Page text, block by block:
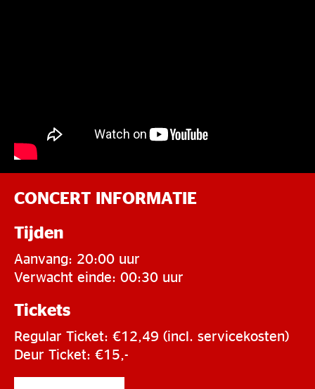
CONCERT INFORMATIE
Tijden
Aanvang: 20:00 uur
Verwacht einde: 00:30 uur
Tickets
Regular Ticket: €12,49 (incl. servicekosten)
Deur Ticket: €15,-